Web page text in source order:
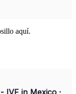
aquí.